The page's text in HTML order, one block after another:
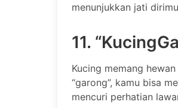
menunjukkan jati
11.
Kucing memang
“garong”, kamu bisa
mencuri perhatian